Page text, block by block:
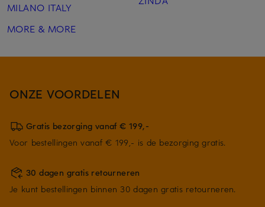
MILANO ITALY
MORE & MORE
ONZE VOORDELEN
Gratis bezorging vanaf € 199,-
Voor bestellingen vanaf € 199,- is de bezorging gratis.
30 dagen gratis retourneren
Je kunt bestellingen binnen 30 dagen gratis retourneren.